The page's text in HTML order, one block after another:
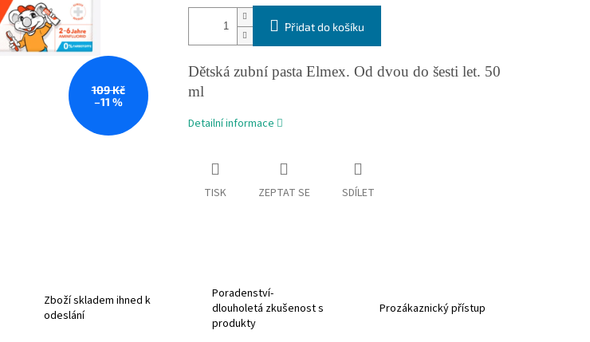
109 Kč
–11 %
Přidat do košíku
Dětská zubní pasta Elmex. Od dvou do šesti let. 50
ml
Detailní informace
TISK ZEPTAT SE SDÍLET
Zboží skladem ihned k
odeslání
Poradenství-
dlouholetá zkušenost s
produkty
Prozákaznický přístup